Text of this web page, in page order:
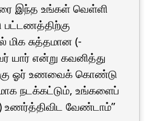
இந்த உங்கள் வெள்ளி
மிக சுத்தமான (-
என்று கவனித்து
ஓர் உணவைக் கொண்டு
நடக்கட்டும், உங்களைப்
உணர்த்திவிட வேண்டாம்”